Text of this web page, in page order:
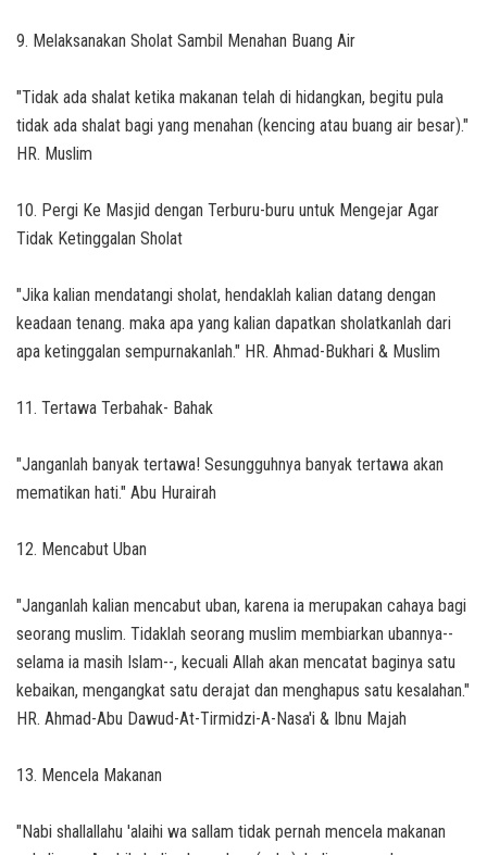
9. Melaksanakan Sholat Sambil Menahan Buang Air
"Tidak ada shalat ketika makanan telah di hidangkan, begitu pula
tidak ada shalat bagi yang menahan (kencing atau buang air besar)."
HR. Muslim
10. Pergi Ke Masjid dengan Terburu-buru untuk Mengejar Agar
Tidak Ketinggalan Sholat
"Jika kalian mendatangi sholat, hendaklah kalian datang dengan
keadaan tenang. maka apa yang kalian dapatkan sholatkanlah dari
apa ketinggalan sempurnakanlah." HR. Ahmad-Bukhari & Muslim
11. Tertawa Terbahak- Bahak
"Janganlah banyak tertawa! Sesungguhnya banyak tertawa akan
mematikan hati." Abu Hurairah
12. Mencabut Uban
"Janganlah kalian mencabut uban, karena ia merupakan cahaya bagi
seorang muslim. Tidaklah seorang muslim membiarkan ubannya--
selama ia masih Islam--, kecuali Allah akan mencatat baginya satu
kebaikan, mengangkat satu derajat dan menghapus satu kesalahan."
HR. Ahmad-Abu Dawud-At-Tirmidzi-A-Nasa'i & Ibnu Majah
13. Mencela Makanan
"Nabi shallallahu 'alaihi wa sallam tidak pernah mencela makanan